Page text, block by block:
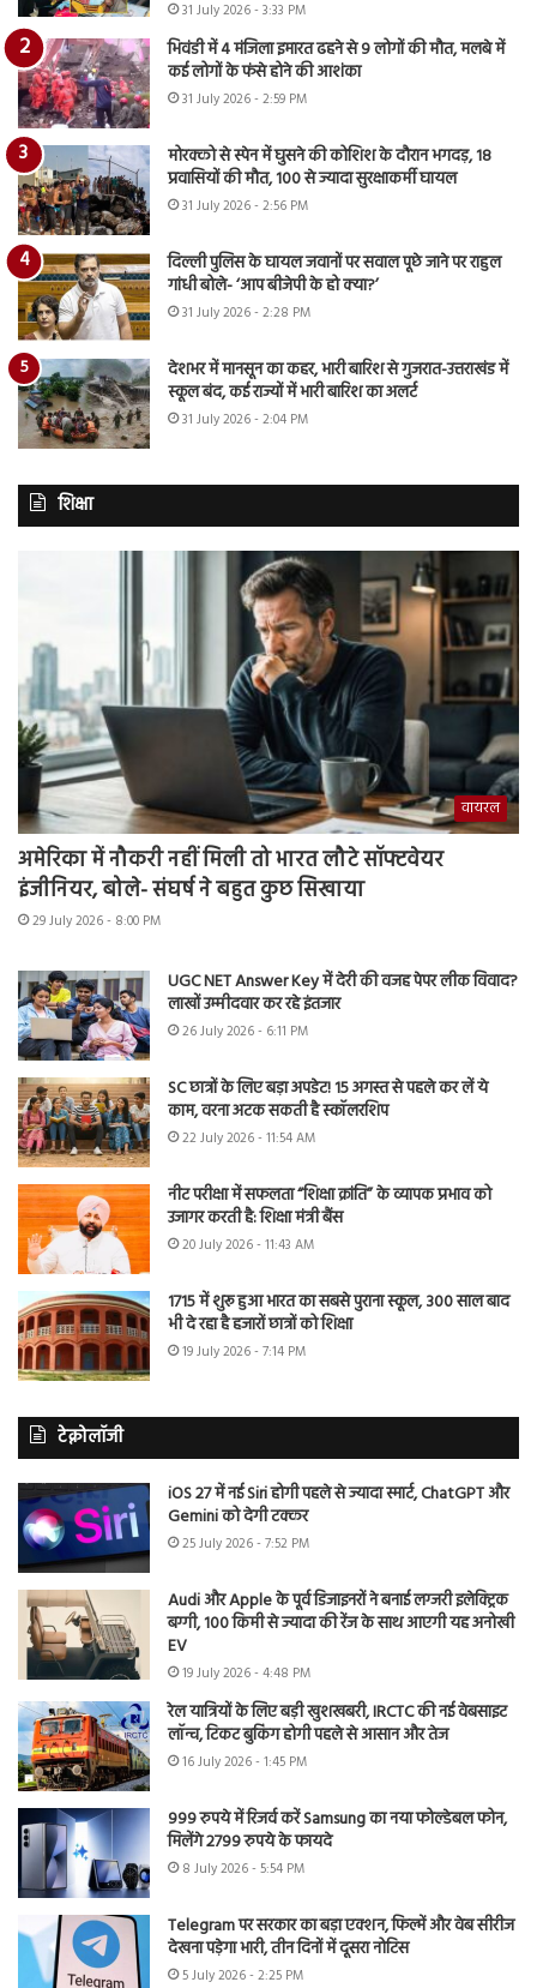
31 July 2026 - 3:33 PM
भिवंडी में 4 मंजिला इमारत ढहने से 9 लोगों की मौत, मलबे में
कई लोगों के फंसे होने की आशंका
31 July 2026 - 2:59 PM
मोरक्को से स्पेन में घुसने की कोशिश के दौरान भगदड़, 18
प्रवासियों की मौत, 100 से ज्यादा सुरक्षाकर्मी घायल
31 July 2026 - 2:56 PM
दिल्ली पुलिस के घायल जवानों पर सवाल पूछे जाने पर राहुल
गांधी बोले- ‘आप बीजेपी के हो क्या?’
31 July 2026 - 2:28 PM
देशभर में मानसून का कहर, भारी बारिश से गुजरात-उत्तराखंड में
स्कूल बंद, कई राज्यों में भारी बारिश का अलर्ट
31 July 2026 - 2:04 PM
शिक्षा
वायरल
अमेरिका में नौकरी नहीं मिली तो भारत लौटे सॉफ्टवेयर
इंजीनियर, बोले- संघर्ष ने बहुत कुछ सिखाया
29 July 2026 - 8:00 PM
UGC NET Answer Key में देरी की वजह पेपर लीक विवाद?
लाखों उम्मीदवार कर रहे इंतजार
26 July 2026 - 6:11 PM
SC छात्रों के लिए बड़ा अपडेट! 15 अगस्त से पहले कर लें ये
काम, वरना अटक सकती है स्कॉलरशिप
22 July 2026 - 11:54 AM
नीट परीक्षा में सफलता “शिक्षा क्रांति” के व्यापक प्रभाव को
उजागर करती है: शिक्षा मंत्री बैंस
20 July 2026 - 11:43 AM
1715 में शुरू हुआ भारत का सबसे पुराना स्कूल, 300 साल बाद
भी दे रहा है हजारों छात्रों को शिक्षा
19 July 2026 - 7:14 PM
टेक्नोलॉजी
iOS 27 में नई Siri होगी पहले से ज्यादा स्मार्ट, ChatGPT और
Gemini को देगी टक्कर
25 July 2026 - 7:52 PM
Audi और Apple के पूर्व डिजाइनरों ने बनाई लग्जरी इलेक्ट्रिक
बग्गी, 100 किमी से ज्यादा की रेंज के साथ आएगी यह अनोखी
EV
19 July 2026 - 4:48 PM
रेल यात्रियों के लिए बड़ी खुशखबरी, IRCTC की नई वेबसाइट
लॉन्च, टिकट बुकिंग होगी पहले से आसान और तेज
16 July 2026 - 1:45 PM
999 रुपये में रिजर्व करें Samsung का नया फोल्डेबल फोन,
मिलेंगे 2799 रुपये के फायदे
8 July 2026 - 5:54 PM
Telegram पर सरकार का बड़ा एक्शन, फिल्में और वेब सीरीज
देखना पड़ेगा भारी, तीन दिनों में दूसरा नोटिस
5 July 2026 - 2:25 PM